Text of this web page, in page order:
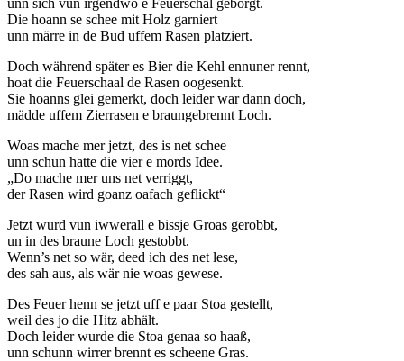
Die hoann se schee mit Holz garniert
unn märre in de Bud uffem Rasen platziert.
Doch während später es Bier die Kehl ennuner rennt,
hoat die Feuerschaal de Rasen oogesenkt.
Sie hoanns glei gemerkt, doch leider war dann doch,
mädde uffem Zierrasen e braungebrennt Loch.
Woas mache mer jetzt, des is net schee
unn schun hatte die vier e mords Idee.
„Do mache mer uns net verriggt,
der Rasen wird goanz oafach geflickt“
Jetzt wurd vun iwwerall e bissje Groas gerobbt,
un in des braune Loch gestobbt.
Wenn’s net so wär, deed ich des net lese,
des sah aus, als wär nie woas gewese.
Des Feuer henn se jetzt uff e paar Stoa gestellt,
weil des jo die Hitz abhält.
Doch leider wurde die Stoa genaa so haaß,
unn schunn wirrer brennt es scheene Gras.